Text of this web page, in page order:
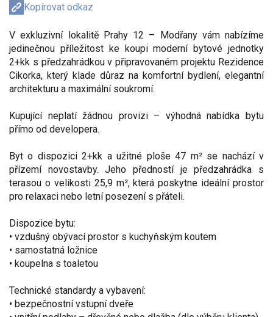
Kopírovat odkaz
V exkluzivní lokalitě Prahy 12 – Modřany vám nabízíme
jedinečnou příležitost ke koupi moderní bytové jednotky
2+kk s předzahrádkou v připravovaném projektu Rezidence
Cikorka, který klade důraz na komfortní bydlení, elegantní
architekturu a maximální soukromí.
Kupující neplatí žádnou provizi – výhodná nabídka bytu
přímo od developera.
Byt o dispozici 2+kk a užitné ploše 47 m² se nachází v
přízemí novostavby. Jeho předností je předzahrádka s
terasou o velikosti 25,9 m², která poskytne ideální prostor
pro relaxaci nebo letní posezení s přáteli.
Dispozice bytu:
• vzdušný obývací prostor s kuchyňským koutem
• samostatná ložnice
• koupelna s toaletou
Technické standardy a vybavení:
• bezpečnostní vstupní dveře